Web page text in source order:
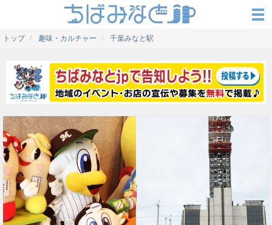
トップ 趣味・カルチャー 千葉みなと駅